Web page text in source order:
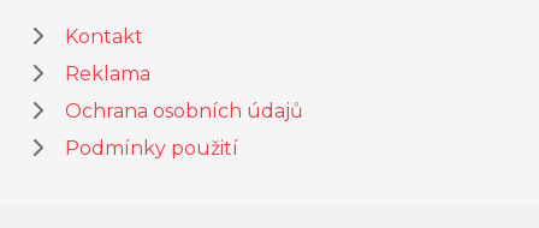
Kontakt
Reklama
Ochrana osobních údajů
Podmínky použití